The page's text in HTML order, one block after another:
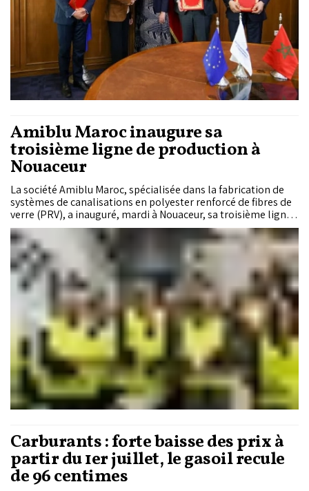
Amiblu Maroc inaugure sa
troisième ligne de production à
Nouaceur
La société Amiblu Maroc, spécialisée dans la fabrication de
systèmes de canalisations en polyester renforcé de fibres de
verre (PRV), a inauguré, mardi à Nouaceur, sa troisième ligne
de production qui représente un investissement de 160
millions de dirhams (MDH) et plus de 300 emplois directs et
indirects.
Carburants : forte baisse des prix à
partir du 1er juillet, le gasoil recule
de 96 centimes